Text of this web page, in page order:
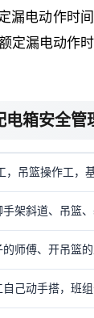
漏电动作时
定漏电动作
电箱安全管
，吊篮操作工，
手架斜道、吊篮
师傅、开吊篮
自己动手搭，班